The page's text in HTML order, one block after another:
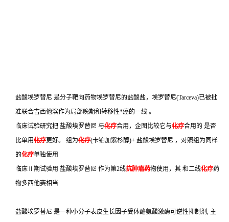
盐酸埃罗替尼 是分子靶向药物埃罗替尼的盐酸盐，埃罗替尼(Tarceva)已被批
准联合吉西他滨作为局部晚期和转移性*癌的一线 。
临床试验研究把 盐酸埃罗替尼 与化疗合用，企图比较它与化疗合用的 是否
比单用化疗更好。 组为化疗(卡铂加紫杉醇)+ 盐酸埃罗替尼 ，对照组为同样
的化疗单独使用
临床Ⅱ期试验用 盐酸埃罗替尼 作为第2线抗肿瘤药物使用，其 和二线化疗药
物多西他赛相当
盐酸埃罗替尼 是一种小分子表皮生长因子受体酪氨酸激酶可逆性抑制剂, 主